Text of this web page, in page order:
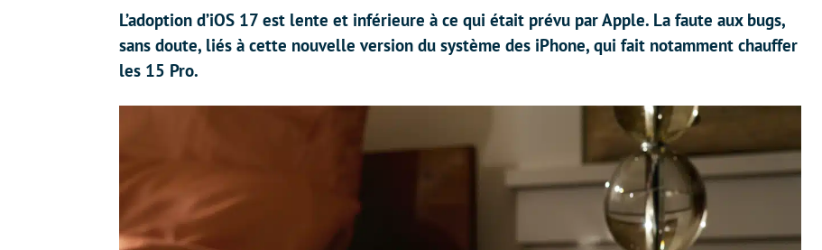
L’adoption d’iOS 17 est lente et inférieure à ce qui était prévu par Apple. La faute aux bugs,
sans doute, liés à cette nouvelle version du système des iPhone, qui fait notamment chauffer
les 15 Pro.